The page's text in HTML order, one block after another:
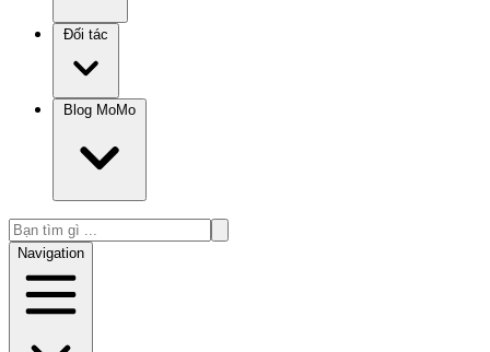
Đối tác
Blog MoMo
Navigation